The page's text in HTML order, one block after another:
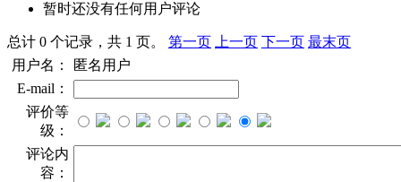
暂时还没有任何用户评论
总计 0 个记录，共 1 页。 第一页 上一页 下一页 最末页
用户名：
匿名用户
E-mail：
评价等
级：
评论内
容：